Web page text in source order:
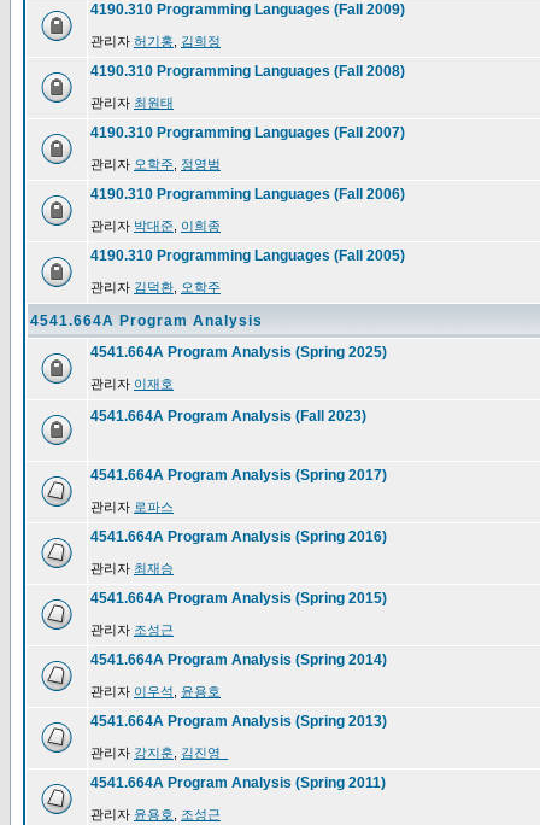
4190.310 Programming Languages (Fall 2009)
관리자 허기홍 김희정
4190.310 Programming Languages (Fall 2008)
관리자 최원태
4190.310 Programming Languages (Fall 2007)
관리자 오학주 정영범
4190.310 Programming Languages (Fall 2006)
관리자 박대준 이희종
4190.310 Programming Languages (Fall 2005)
관리자 김덕환 오학주
4541.664A Program Analysis
4541.664A Program Analysis (Spring 2025)
관리자 이재호
4541.664A Program Analysis (Fall 2023)
4541.664A Program Analysis (Spring 2017)
관리자 로파스
4541.664A Program Analysis (Spring 2016)
관리자 최재승
4541.664A Program Analysis (Spring 2015)
관리자 조성근
4541.664A Program Analysis (Spring 2014)
관리자 이우석 윤용호
4541.664A Program Analysis (Spring 2013)
관리자 강지훈 김진영_
4541.664A Program Analysis (Spring 2011)
관리자 윤용호 조성근